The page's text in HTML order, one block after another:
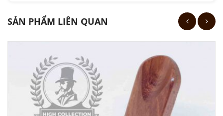
SẢN PHẨM LIÊN QUAN